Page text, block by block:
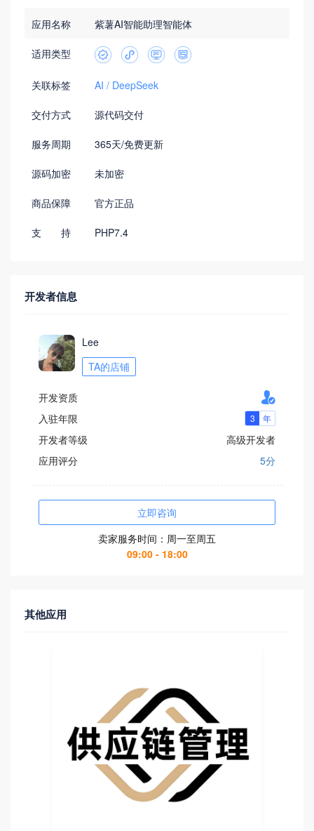
应用名称 紫薯AI智能助理智能体
适用类型
关联标签 AI DeepSeek
交付方式 源代码交付
服务周期 365天/免费更新
源码加密 未加密
商品保障 官方正品
支 持 PHP7.4
开发者信息
Lee
TA的店铺
开发资质 
入驻年限
开发者等级
高级开发者
应用评分
5分
立即咨询
卖家服务时间：周一至周五
09:00 - 18:00
其他应用